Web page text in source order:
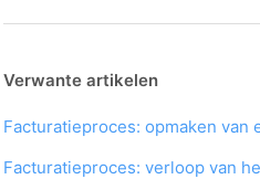
Verwante artikelen
Facturatieproces: opmaken van
Facturatieproces: verloop van